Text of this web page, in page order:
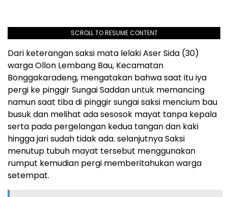
SCROLL TO RESUME CONTENT
Dari keterangan saksi mata lelaki Aser Sida (30)
warga Ollon Lembang Bau, Kecamatan
Bonggakaradeng, mengatakan bahwa saat itu iya
pergi ke pinggir Sungai Saddan untuk memancing
namun saat tiba di pinggir sungai saksi mencium bau
busuk dan melihat ada sesosok mayat tanpa kepala
serta pada pergelangan kedua tangan dan kaki
hingga jari sudah tidak ada. selanjutnya Saksi
menutup tubuh mayat tersebut menggunakan
rumput kemudian pergi memberitahukan warga
setempat.